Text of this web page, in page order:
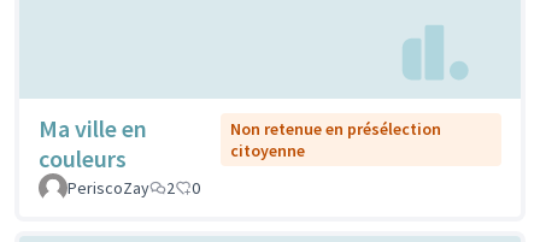
Ma ville en
couleurs
Non retenue en présélection
citoyenne
PeriscoZay
2 0